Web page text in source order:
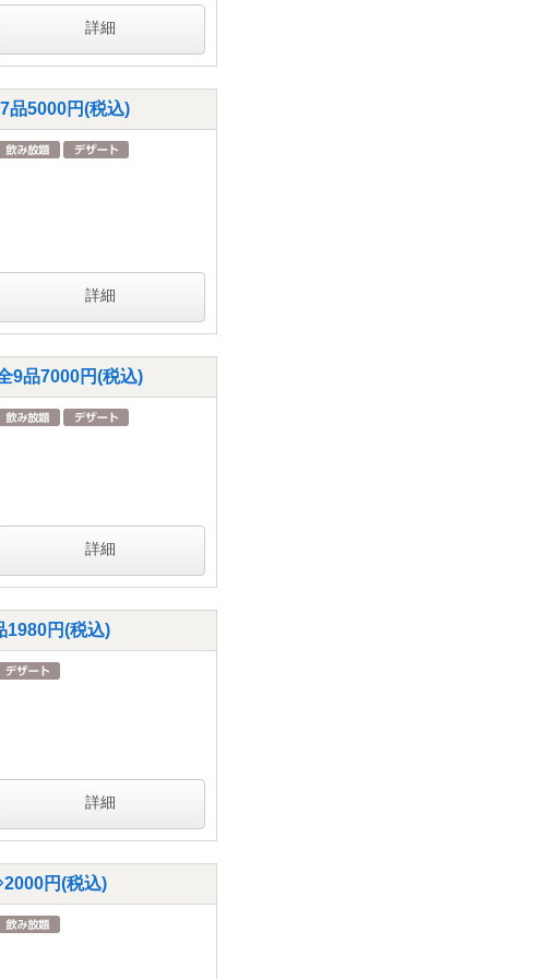
詳細
品5000円(税込)
詳細
9品7000円(税込)
詳細
1980円(税込)
詳細
円(税込)